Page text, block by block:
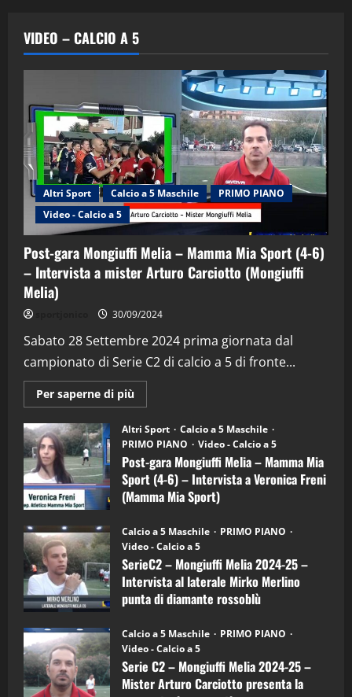
VIDEO – CALCIO A 5
Altri Sport Calcio a 5 Maschile
PRIMO PIANO
Video - Calcio a 5
Post-gara Mongiuffi Melia – Mamma Mia Sport (4-6)
– Intervista a mister Arturo Carciotto (Mongiuffi
Melia)
30/09/2024
Sabato 28 Settembre 2024 prima giornata dal
campionato di Serie C2 di calcio a 5 di fronte...
Per saperne di più
informazioni
Post-
gara
Mongiuffi
Melia
–
Mamma
Mia
Sport
6)
–
Intervista
a
mister
Arturo
Carciotto
(Mongiuffi
Altri Sport
Calcio a 5 Maschile
PRIMO PIANO
Video - Calcio a 5
Post-gara Mongiuffi Melia – Mamma Mia
Sport (4-6) – Intervista a Veronica Freni
(Mamma Mia Sport)
Calcio a 5 Maschile
PRIMO PIANO
Video - Calcio a 5
SerieC2 – Mongiuffi Melia 2024-25 –
Intervista al laterale Mirko Merlino
punta di diamante rossoblù
Calcio a 5 Maschile
PRIMO PIANO
Video - Calcio a 5
Serie C2 – Mongiuffi Melia 2024-25 –
Mister Arturo Carciotto presenta la
2
“SportEmpire” in Podcast: 29^ Puntata
(Martedi 28 Aprile 2026)
28/04/2026
3
"SportEmpire" in Podcast
“SportEmpire” in Podcast: 28^ Puntata
(Martedi 21 Aprile 2026)
21/04/2026
4
“SportEmpire” in Podcast: 27^ Puntata
(Martedi 14 Aprile 2026)
15/04/2026
5
“SportEmpire” in Podcast: 26^ Puntata
(Martedi 07 Aprile 2026)
08/04/2026